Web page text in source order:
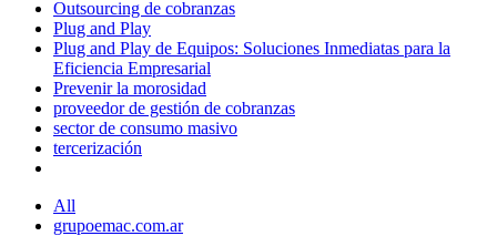
Outsourcing de cobranzas
Plug and Play
Plug and Play de Equipos: Soluciones Inmediatas para la
Eficiencia Empresarial
Prevenir la morosidad
proveedor de gestión de cobranzas
sector de consumo masivo
tercerización
All
grupoemac.com.ar